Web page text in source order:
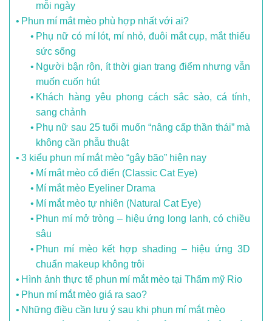
mỗi ngày
Phun mí mắt mèo phù hợp nhất với ai?
Phụ nữ có mí lót, mí nhỏ, đuôi mắt cụp, mắt thiếu
sức sống
Người bận rộn, ít thời gian trang điểm nhưng vẫn
muốn cuốn hút
Khách hàng yêu phong cách sắc sảo, cá tính,
sang chảnh
Phụ nữ sau 25 tuổi muốn “nâng cấp thần thái” mà
không cần phẫu thuật
3 kiểu phun mí mắt mèo “gây bão” hiện nay
Mí mắt mèo cổ điển (Classic Cat Eye)
Mí mắt mèo Eyeliner Drama
Mí mắt mèo tự nhiên (Natural Cat Eye)
Phun mí mở tròng – hiệu ứng long lanh, có chiều
sâu
Phun mí mèo kết hợp shading – hiệu ứng 3D
chuẩn makeup không trôi
Hình ảnh thực tế phun mí mắt mèo tại Thẩm mỹ Rio
Phun mí mắt mèo giá ra sao?
Những điều cần lưu ý sau khi phun mí mắt mèo